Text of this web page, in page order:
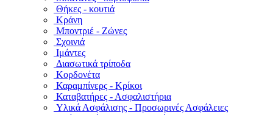
Θήκες - κουτιά
Κράνη
Μποντριέ - Ζώνες
Σχοινιά
Ιμάντες
Διασωτικά τρίποδα
Κορδονέτα
Καραμπίνερς - Κρίκοι
Καταβατήρες - Ασφαλιστήρια
Υλικά Ασφάλισης - Προσωρινές Ασφάλειες